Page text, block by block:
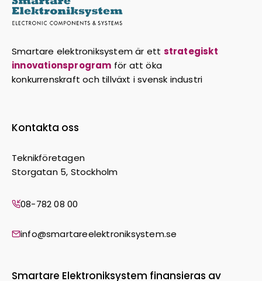
Smartare elektroniksystem är ett strategiskt
innovationsprogram för att öka
konkurrenskraft och tillväxt i svensk industri
Kontakta oss
Teknikföretagen
Storgatan 5, Stockholm
08-782 08 00
info@smartareelektroniksystem.se
Smartare Elektroniksystem finansieras av